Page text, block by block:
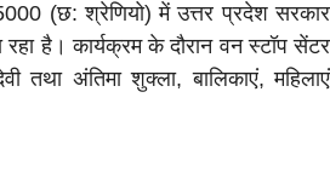
(छ: श्रेणियो) में उत्तर प्रदेश सरकार
रहा है। कार्यक्रम के दौरान वन स्टॉप सेंटर
तथा अंतिमा शुक्ला, बालिकाएं, महिलाएं